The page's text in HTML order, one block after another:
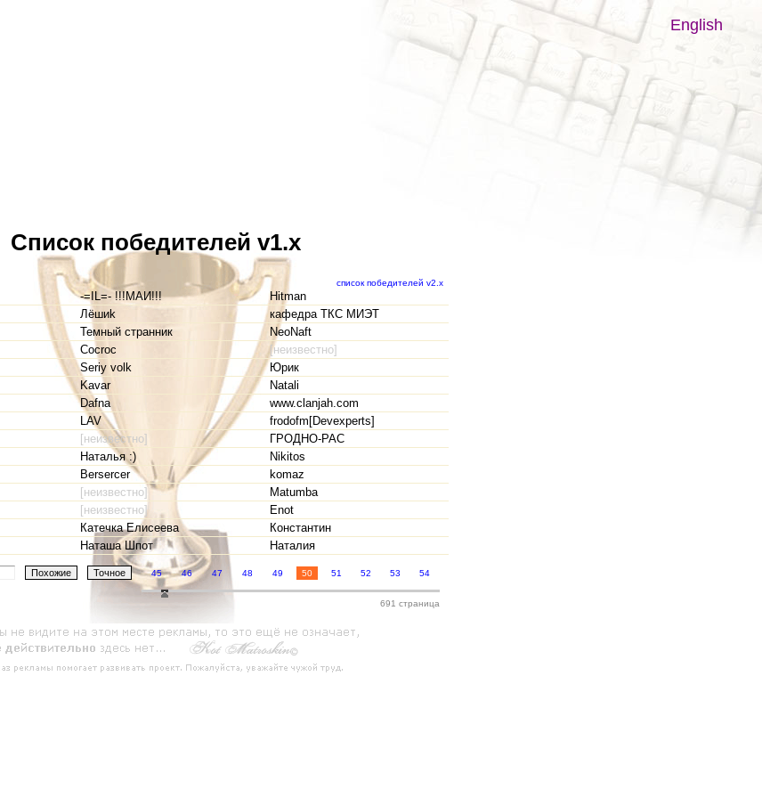
Список победителей v1.x
список победителей v2.x
-=IL=- !!!MAИ!!!
Hitman
Лёшиk
кафедра ТКС МИЭТ
Темный странник
NeoNaft
Cocroc
[неизвестно]
Seriy volk
Юрик
Kavar
Natali
Dafna
www.clanjah.com
LAV
frodofm[Devexperts]
[неизвестно]
ГРОДНО-РАС
Наталья :)
Nikitos
Bersercer
komaz
[неизвестно]
Matumba
[неизвестно]
Enot
Катечка Елисеева
Константин
Наташа Шпот Наталия
45 46 47 48 49 50 51 52 53 54
691 страница
English